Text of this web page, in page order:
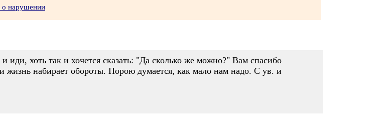
о нарушении
иди, хоть так и хочется сказать: "Да сколько же можно?" Вам спасибо
жизнь набирает обороты. Порою думается, как мало нам надо. С ув. и